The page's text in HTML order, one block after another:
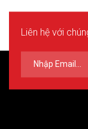
Liên hệ với